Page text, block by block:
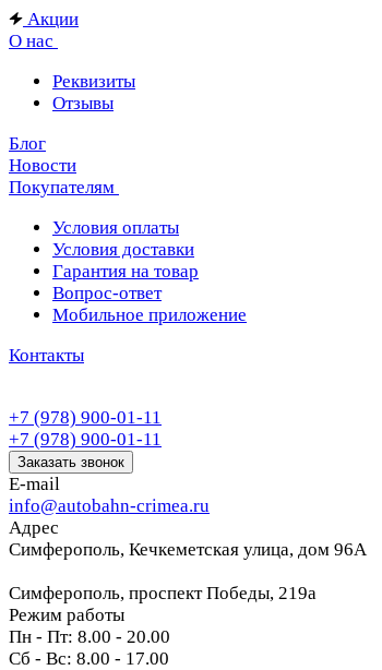
Акции
О нас
Реквизиты
Отзывы
Блог
Новости
Покупателям
Условия оплаты
Условия доставки
Гарантия на товар
Вопрос-ответ
Мобильное приложение
Контакты
+7 (978) 900-01-11
+7 (978) 900-01-11
Заказать звонок
E-mail
info@autobahn-crimea.ru
Адрес
Симферополь, Кечкеметская улица, дом 96А
Симферополь, проспект Победы, 219а
Режим работы
Пн - Пт: 8.00 - 20.00
Сб - Вс: 8.00 - 17.00